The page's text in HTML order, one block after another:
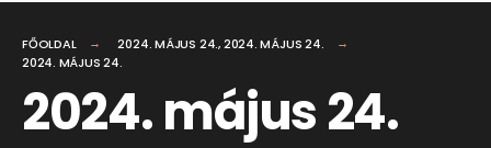
FŐOLDAL 2024. MÁJUS 24.,2024. MÁJUS 24.
2024. MÁJUS 24.
2024. május 24.